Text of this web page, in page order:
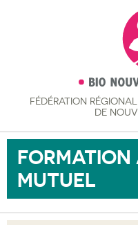
FÉDÉRATION
DE
MUTUEL